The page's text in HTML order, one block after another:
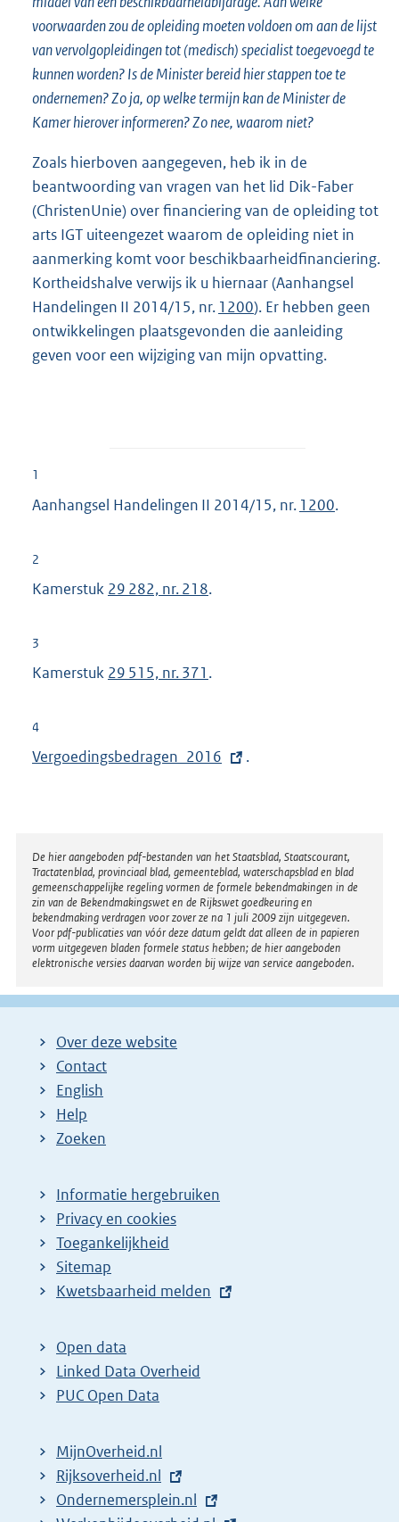
voorwaarden zou de opleiding moeten voldoen om aan de lijst
van vervolgopleidingen tot (medisch) specialist toegevoegd te
kunnen worden? Is de Minister bereid hier stappen toe te
ondernemen? Zo ja, op welke termijn kan de Minister de
Kamer hierover informeren? Zo nee, waarom niet?
Zoals hierboven aangegeven, heb ik in de
beantwoording van vragen van het lid Dik-Faber
(ChristenUnie) over financiering van de opleiding tot
arts IGT uiteengezet waarom de opleiding niet in
aanmerking komt voor beschikbaarheidfinanciering.
Kortheidshalve verwijs ik u hiernaar (Aanhangsel
Handelingen II 2014/15, nr. 1200). Er hebben geen
ontwikkelingen plaatsgevonden die aanleiding
geven voor een wijziging van mijn opvatting.
1
Aanhangsel Handelingen II 2014/15, nr. 1200.
2
Kamerstuk 29 282, nr. 218.
3
Kamerstuk 29 515, nr. 371 .
4
E
r
n
e
l
i
n
k
Vergoedingsbedragen_2016 .
Disclaimer
De hier aangeboden pdf-bestanden van het Staatsblad, Staatscourant,
Tractatenblad, provinciaal blad, gemeenteblad, waterschapsblad en blad
gemeenschappelijke regeling vormen de formele bekendmakingen in de
zin van de Bekendmakingswet en de Rijkswet goedkeuring en
bekendmaking verdragen voor zover ze na 1 juli 2009 zijn uitgegeven.
Voor pdf-publicaties van vóór deze datum geldt dat alleen de in papieren
vorm uitgegeven bladen formele status hebben; de hier aangeboden
elektronische versies daarvan worden bij wijze van service aangeboden.
Over deze website
Contact
English
Help
Zoeken
Informatie hergebruiken
Privacy en cookies
Toegankelijkheid
Sitemap
E
t
e
r
l
i
n
Kwetsbaarheid melden
Open data
Linked Data Overheid
PUC Open Data
MijnOverheid.nl
E
x
Rijksoverheid.nl
E
Ondernemersplein.nl